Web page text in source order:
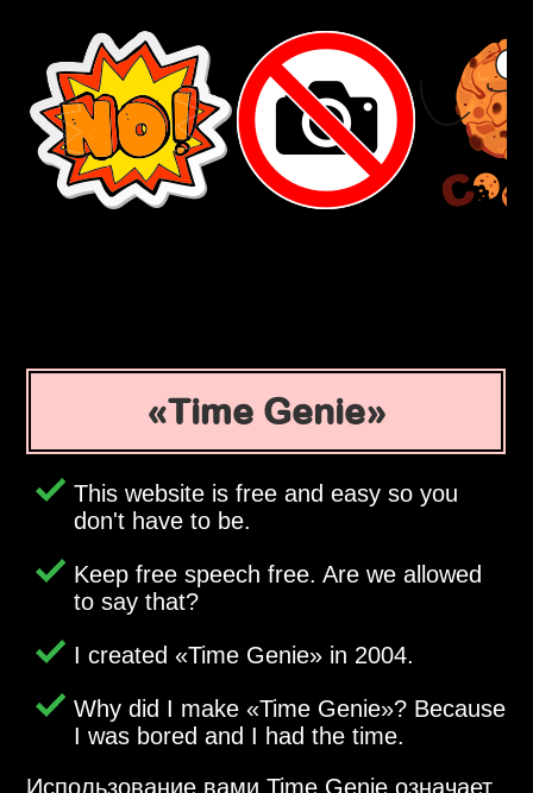
Time Genie
This website is free and easy so you
don't have to be.
Keep free speech free. Are we allowed
to say that?
I created Time Genie in 2004.
Why did I make Time Genie ? Because
I was bored and I had the time.
Использование вами Time Genie означает